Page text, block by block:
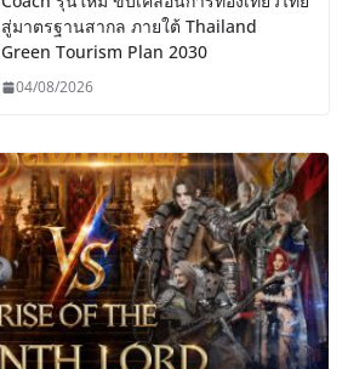
สู่มาตรฐานสากล ภายใต้ Thailand
Green Tourism Plan 2030
04/08/2026